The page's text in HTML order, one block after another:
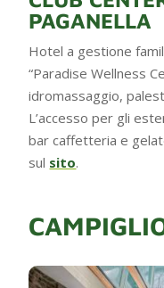
PAGANELLA
Hotel a gestione
“Paradise Wellness
idromassaggio,
L’accesso per gli
bar caffetteria e
sul sito.